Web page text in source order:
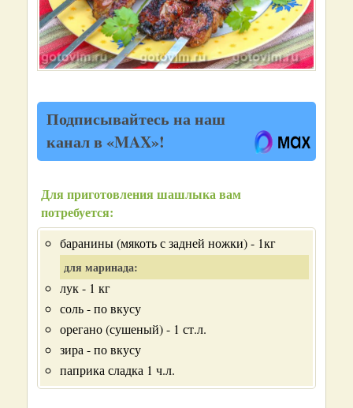
Подписывайтесь на наш
канал в «MAX»!
Для приготовления шашлыка вам
потребуется:
баранины (мякоть с задней ножки) - 1кг
для маринада:
лук - 1 кг
соль - по вкусу
орегано (сушеный) - 1 ст.л.
зира - по вкусу
паприка сладка 1 ч.л.